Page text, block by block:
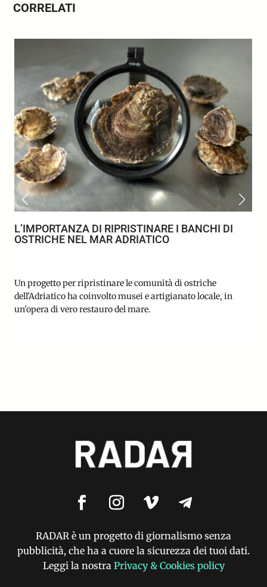
CORRELATI
L’IMPORTANZA DI RIPRISTINARE I BANCHI DI
OSTRICHE NEL MAR ADRIATICO
Un progetto per ripristinare le comunità di ostriche
dell'Adriatico ha coinvolto musei e artigianato locale, in
un'opera di vero restauro del mare.
RADAR è un progetto di giornalismo senza
pubblicità, che ha a cuore la sicurezza dei tuoi dati.
Leggi la nostra Privacy & Cookies policy